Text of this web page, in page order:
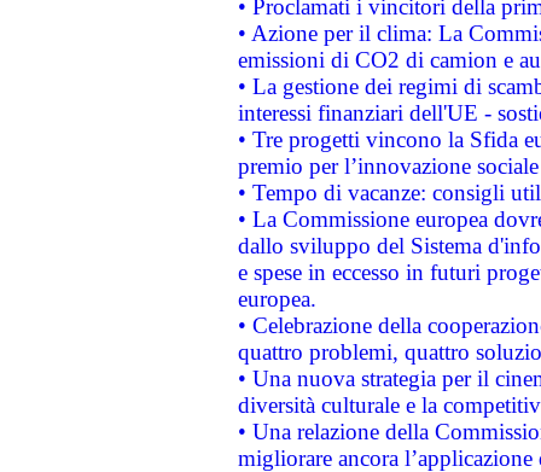
• Proclamati i vincitori della
• Azione per il clima: La
emissioni di CO2 di camion e
• La gestione dei regimi di
interessi finanziari dell'UE -
• Tre progetti vincono la Sfida
premio per l’innovazione sociale
• Tempo di vacanze: consigli
• La Commissione europea
dallo sviluppo del Sistema
e spese in eccesso in futuri
europea.
• Celebrazione della
quattro problemi, quattro
• Una nuova strategia per il
diversità culturale e la
• Una relazione della
migliorare ancora